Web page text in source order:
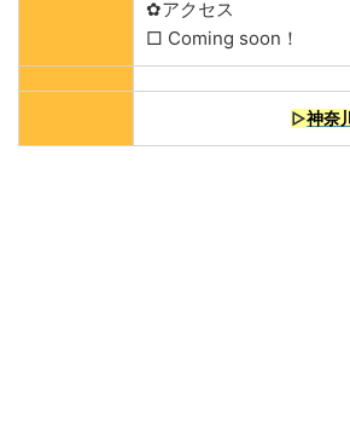
✿アクセス
□ Coming soon！
▷神奈